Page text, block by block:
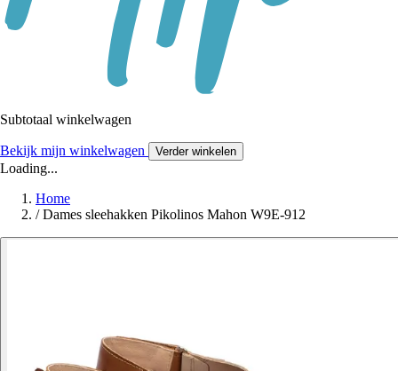
Subtotaal winkelwagen
Bekijk mijn winkelwagen Verder winkelen
Loading...
Home
/ Dames sleehakken Pikolinos Mahon W9E-912